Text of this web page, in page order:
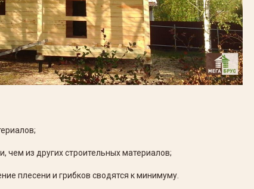
чем из других строительных материалов;
плесени и грибков сводятся к минимуму.